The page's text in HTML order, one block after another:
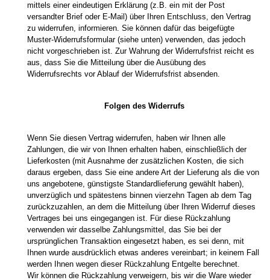
mittels einer eindeutigen Erklärung (z.B. ein mit der Post
versandter Brief oder E-Mail) über Ihren Entschluss, den Vertrag
zu widerrufen, informieren. Sie können dafür das beigefügte
Muster-Widerrufsformular (siehe unten) verwenden, das jedoch
nicht vorgeschrieben ist. Zur Wahrung der Widerrufsfrist reicht es
aus, dass Sie die Mitteilung über die Ausübung des
Widerrufsrechts vor Ablauf der Widerrufsfrist absenden.
Folgen des Widerrufs
Wenn Sie diesen Vertrag widerrufen, haben wir Ihnen alle
Zahlungen, die wir von Ihnen erhalten haben, einschließlich der
Lieferkosten (mit Ausnahme der zusätzlichen Kosten, die sich
daraus ergeben, dass Sie eine andere Art der Lieferung als die von
uns angebotene, günstigste Standardlieferung gewählt haben),
unverzüglich und spätestens binnen vierzehn Tagen ab dem Tag
zurückzuzahlen, an dem die Mitteilung über Ihren Widerruf dieses
Vertrages bei uns eingegangen ist. Für diese Rückzahlung
verwenden wir dasselbe Zahlungsmittel, das Sie bei der
ursprünglichen Transaktion eingesetzt haben, es sei denn, mit
Ihnen wurde ausdrücklich etwas anderes vereinbart; in keinem Fall
werden Ihnen wegen dieser Rückzahlung Entgelte berechnet.
Wir können die Rückzahlung verweigern, bis wir die Ware wieder